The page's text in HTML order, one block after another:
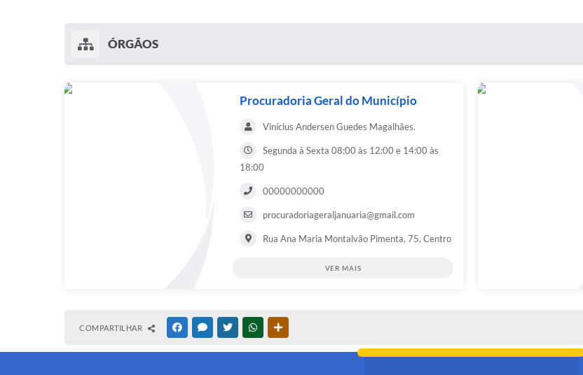
ÓRGÃOS
Procuradoria Geral do Município
Vinícius Andersen Guedes Magalhães.
Segunda à Sexta 08:00 às 12:00 e 14:00 às
18:00
00000000000
procuradoriageraljanuaria@gmail.com
Rua Ana Maria Montalvão Pimenta, 75, Centro
VER MAIS
COMPARTILHAR FACEBOOKMESSENGER
TWITTERWHATSAPP